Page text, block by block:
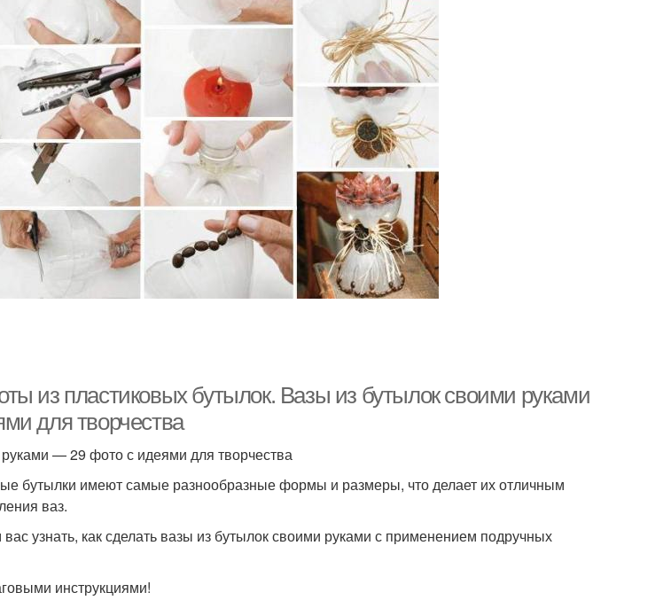
из пластиковых бутылок. Вазы из бутылок своими руками
для творчества
— 29 фото с идеями для творчества
бутылки имеют самые разнообразные формы и размеры, что делает их отличным
ваз.
узнать, как сделать вазы из бутылок своими руками с применением подручных
инструкциями!